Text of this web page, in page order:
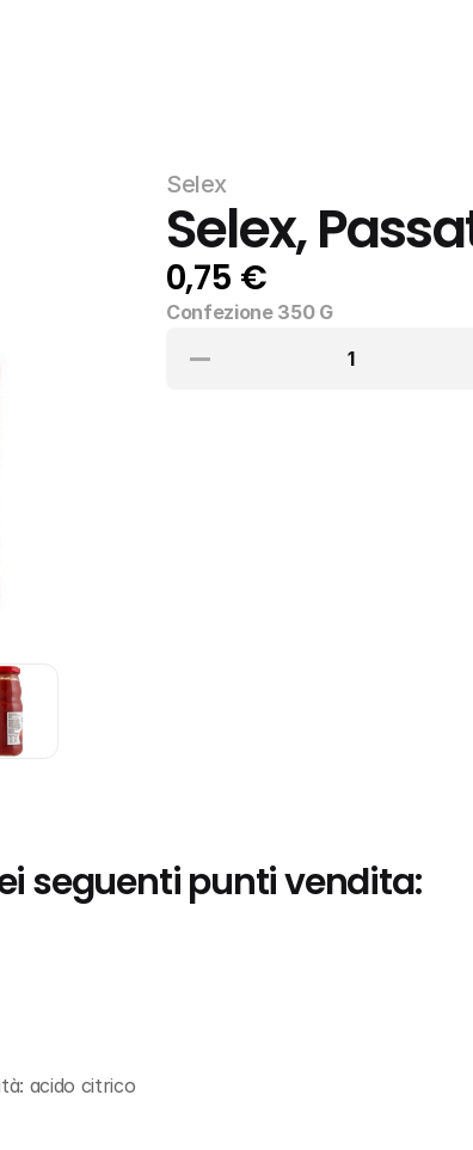
Selex
Selex,
0,75 €
Confezione 350 G
1
seguenti punti vendita:
acido citrico